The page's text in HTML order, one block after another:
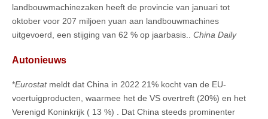
landbouwmachinezaken heeft de provincie van januari tot
oktober voor 207 miljoen yuan aan landbouwmachines
uitgevoerd, een stijging van 62 % op jaarbasis.. China Daily
Autonieuws
*Eurostat meldt dat China in 2022 21% kocht van de EU-
voertuigproducten, waarmee het de VS overtreft (20%) en het
Verenigd Koninkrijk ( 13 %) . Dat China steeds prominenter